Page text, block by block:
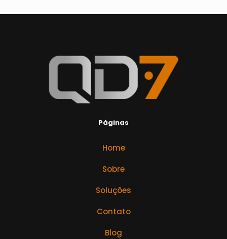
Páginas
Home
Sobre
Soluções
Contato
Blog